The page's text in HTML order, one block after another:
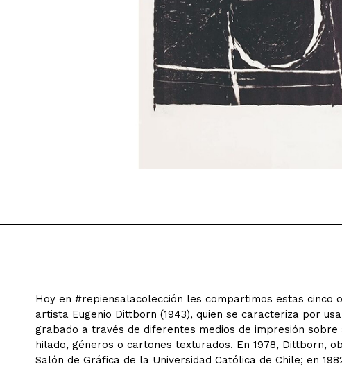
Hoy en #repiensalacolección les compartimos estas
artista Eugenio Dittborn (1943), quien se caracteriza por
grabado a través de diferentes medios de impresión
hilado, géneros o cartones texturados. En 1978, Dittborn,
Salón de Gráfica de la Universidad Católica de Chile; en